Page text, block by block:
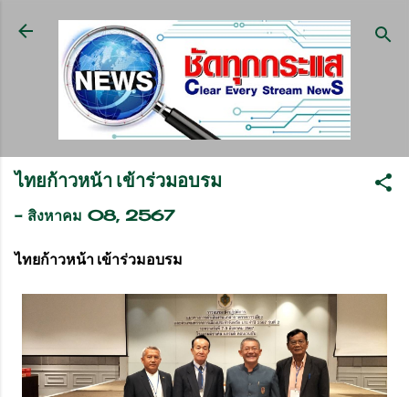
ข้ามไปที่เนื้อหาหลัก
ไทยก้าวหน้า เข้าร่วมอบรม
- สิงหาคม 08, 2567
ไทยก้าวหน้า เข้าร่วมอบรม